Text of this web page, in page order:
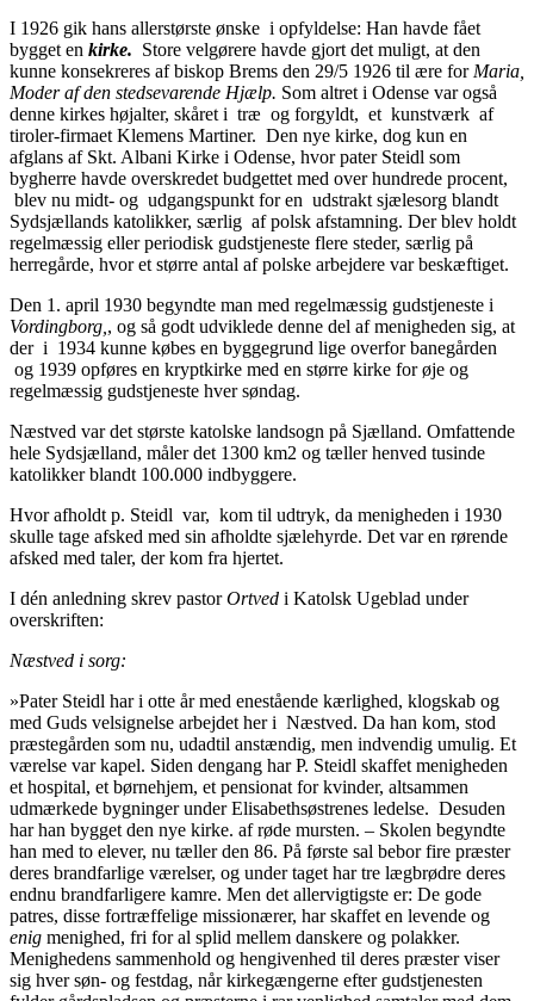
I 1926 gik hans allerstørste ønske i opfyldelse: Han havde fået
bygget en kirke. Store velgørere havde gjort det mu­ligt, at den
kunne konsekreres af biskop Brems den 29/5 1926 til ære for Maria,
Moderafden stedsevarende Hjælp. Som altret i Odense var også
denne kirkes høj­alter, skåret i træ og forgyldt, et kunstværk af
tiroler-firmaet Klemens Martiner. Den nye kirke, dog kun en
afglans af Skt. Albani Kirke i Odense, hvor pater Steidl som
bygherre havde overskredet budgettet med over hundrede procent,
blev nu midt- og udgangspunkt for en udstrakt sjælesorg blandt
Sydsjællands katolikker, særlig af polsk afstamning. Der blev holdt
regelmæssig eller pe­riodisk gudstjeneste flere steder, særlig på
herregårde, hvor et større antal af polske arbejdere var beskæftiget.
Den 1. april 1930 begyndte man med regelmæssig gudstjeneste i
Vordingborg, , og så godt udviklede denne del af menigheden sig, at
der i 1934 kunne købes en byggegrund lige overfor banegården
og 1939 opføres en kryptkirke med en større kirke for øje og
regelmæssig gudstjeneste hver søndag.
Næstved var det største katolske landsogn på Sjælland. Omfattende
hele Syd­sjælland, måler det 1300 km2 og tæller henved tusinde
kato­likker blandt 100.000 indbyggere.
Hvor afholdt p. Steidl var, kom til udtryk, da menigheden i 1930
skulle tage afsked med sin afhold­te sjælehyrde. Det var en rørende
afsked med taler, der kom fra hjertet.
I dén anledning skrev pastorOrtved i Katolsk Ugeblad under
overskriften:
Næstved i sorg:
»Pater Steidl har i otte år med enestående kærlig­hed, klogskab og
med Guds velsignelse arbejdet her i Næstved. Da han kom, stod
præstegården som nu, udadtil anstændig, men indvendig umulig. Et
værelse var kapel. Siden dengang har P. Steidl skaffet menigheden
et hospital, et børnehjem, et pensionat for kvinder, altsam­men
udmærkede bygninger under Elisabethsøstrenes ledelse. Desuden
har han bygget den nye kirke. af røde mursten. – Skolen begyndte
han med to elever, nu tæller den 86. På første sal bebor fire præster
deres brandfarlige værelser, og under taget har tre lægbrødre deres
endnu brandfarligere kamre. Men det allervigtigste er: De gode
patres, disse fortræffelige missionærer, har skaf­fet en levende og
enig menighed, fri for al splid mellem danskere og polakker.
Menighedens sammenhold og hen­givenhed til deres præster viser
sig hver søn- og festdag, når kirkegængerne efter gudstjenesten